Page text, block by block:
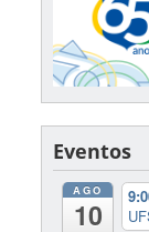
Eventos
AGO
10